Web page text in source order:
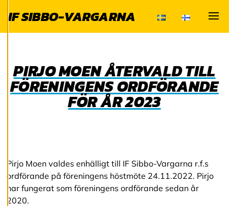
när som helst. Läs
R
e
d
i
o
k
i
e
s
IF SIBBO-VARGARNA
PIRJO MOEN ÅTERVALD TILL
FÖRENINGENS ORDFÖRANDE
FÖR ÅR 2023
Pirjo Moen valdes enhälligt till IF Sibbo-Vargarna r.f.s
ordförande på föreningens höstmöte 24.11.2022. Pirjo
har fungerat som föreningens ordförande sedan år
2020.